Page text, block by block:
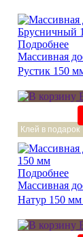
Подробнее
Массивная
Рустик 150
Клей в подарок
Подробнее
Массивная
Натур 150 мм